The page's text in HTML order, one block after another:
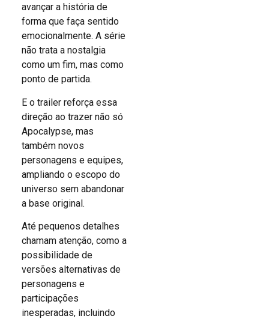
avançar a história de
forma que faça sentido
emocionalmente. A série
não trata a nostalgia
como um fim, mas como
ponto de partida.
E o trailer reforça essa
direção ao trazer não só
Apocalypse, mas
também novos
personagens e equipes,
ampliando o escopo do
universo sem abandonar
a base original.
Até pequenos detalhes
chamam atenção, como a
possibilidade de
versões alternativas de
personagens e
participações
inesperadas, incluindo